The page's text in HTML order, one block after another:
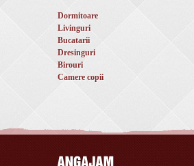
Dormitoare
Livinguri
Bucatarii
Dresinguri
Birouri
Camere copii